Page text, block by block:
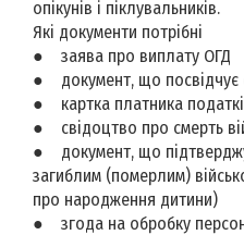
опікунів і піклувальників.
Які документи потрібні
● заява про виплату ОГД
● документ, що посвідчує
● картка платника
● свідоцтво про смерть
● документ, що
загиблим (померлим)
про народження дитини)
● згода на обробку